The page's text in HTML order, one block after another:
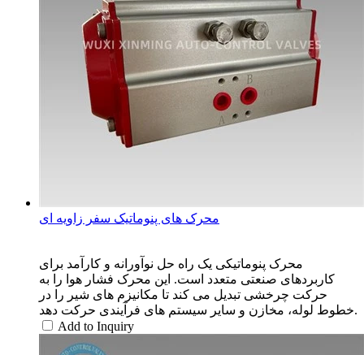
محرک های پنوماتیک سفر زاویه ای
محرک پنوماتیکی یک راه حل نوآورانه و کارآمد برای
کاربردهای صنعتی متعدد است. این محرک فشار هوا را به
حرکت چرخشی تبدیل می کند تا مکانیزم های شیر را در
خطوط لوله، مخازن و سایر سیستم های فرآیندی حرکت دهد.
Add to Inquiry